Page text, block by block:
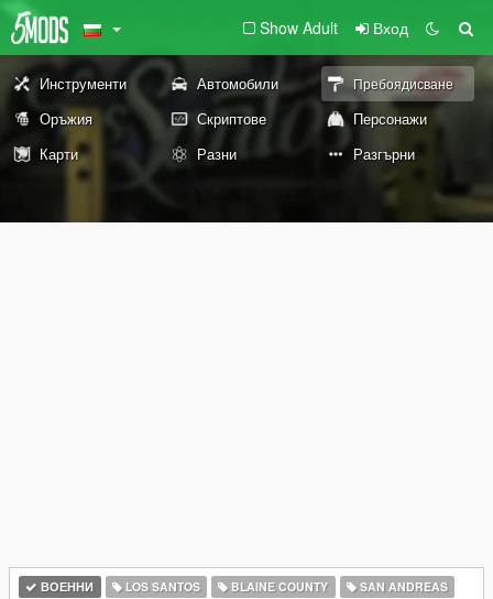
Show Adult Вход
Инструменти Автомобили Пребоядисване
Оръжия Скриптове
Персонажи
Карти
Разни Разгърни
ВОЕННИ LOS SANTOS BLAINE COUNTY
SAN ANDREAS